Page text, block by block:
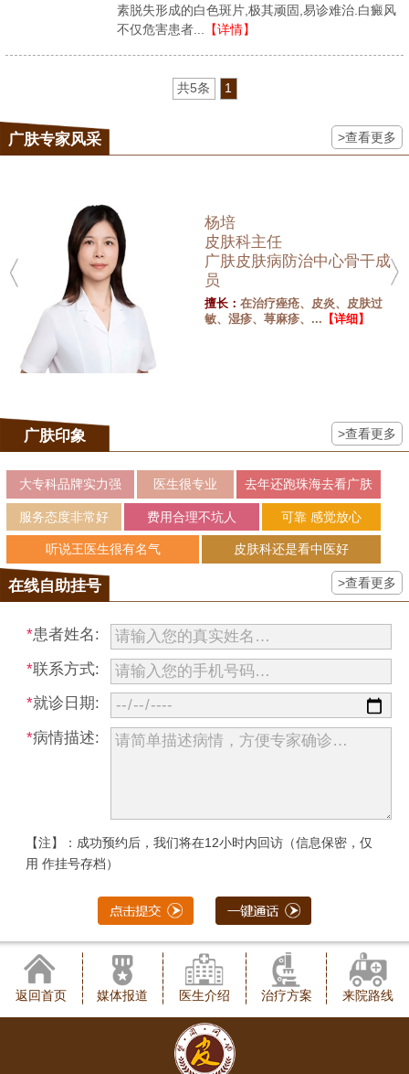
素脱失形成的白色斑片,极其顽固,易诊难治.白癜风
不仅危害患者... 【详情】
共5条 1
广肤专家风采 >查看更多
杨培
皮肤科主任
广肤皮肤病防治中心骨干成
员
擅长：在治疗痤疮、皮炎、皮肤过
敏、湿疹、荨麻疹、... 【详细】
广肤印象 >查看更多
大专科品牌实力强 医生很专业 去年还跑珠海去看广肤
服务态度非常好 费用合理不坑人 可靠 感觉放心
听说王医生很有名气 皮肤科还是看中医好
在线自助挂号 >查看更多
*患者姓名:
*联系方式:
*就诊日期:
*病情描述:
【注】：成功预约后，我们将在12小时内回访（信息保密，仅
用 作挂号存档）
返回首页 媒体报道 医生介绍 治疗方案 来院路线